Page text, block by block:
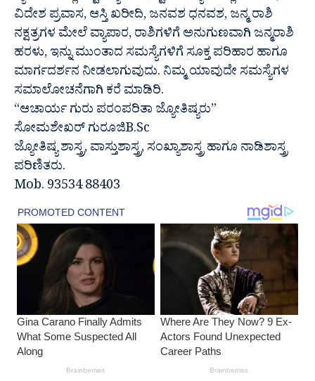
ವಿದೇಶ ಪ್ರವಾಸ, ಆಸ್ತಿ ಖರೀದಿ, ಜನವಶ ಧನವಶ, ಜನ್ಮ ರಾಶಿ
ನಕ್ಷತ್ರಗಳ ಮೇಲೆ ವ್ಯಾಪಾರ, ರಾಶಿಗಳಿಗೆ ಅನುಗುಣವಾಗಿ ಜನ್ಮರಾಶಿ
ಹರಳು, ಇನ್ನು ಮುಂತಾದ ಸಮಸ್ಯೆಗಳಿಗೆ ಸೂಕ್ತ ಪರಿಹಾರ ಹಾಗೂ
ಮಾರ್ಗದರ್ಶನ ನೀಡಲಾಗುವುದು. ನಿಮ್ಮ ಯಾವುದೇ ಸಮಸ್ಯೆಗಳ
ಸಮಾಲೋಚನೆಗಾಗಿ ಕರೆ ಮಾಡಿರಿ.
“ಆಚಾರ್ಯ ಗುರು ಪರಂಪರಿತಾ ಜ್ಯೋತಿಷ್ಯರು”
ಸೋಮಶೇಖರ್ ಗುರೂಜಿB.Sc
ಜ್ಯೋತಿಷ್ಯ ಶಾಸ್ತ್ರ, ವಾಸ್ತುಶಾಸ್ತ್ರ, ಸಂಖ್ಯಾಶಾಸ್ತ್ರ ಹಾಗೂ ನಾಡಿಶಾಸ್ತ್ರ
ಪರಿಣಿತರು.
Mob. 93534 88403